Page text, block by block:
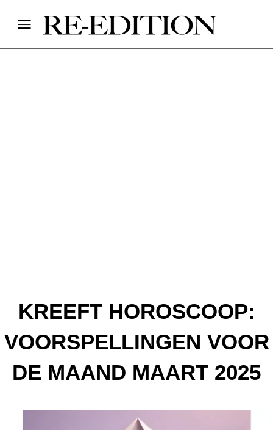
KREEFT HOROSCOOP:
VOORSPELLINGEN VOOR
DE MAAND MAART 2025